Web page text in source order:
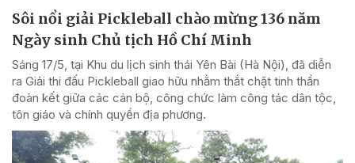
Sôi nổi giải Pickleball chào mừng 136 năm
Ngày sinh Chủ tịch Hồ Chí Minh
Sáng 17/5, tại Khu du lịch sinh thái Yên Bài (Hà Nội), đã diễn
ra Giải thi đấu Pickleball giao hữu nhằm thắt chặt tinh thần
đoàn kết giữa các cán bộ, công chức làm công tác dân tộc,
tôn giáo và chính quyền địa phương.